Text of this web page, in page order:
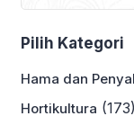
Pilih Kategori
Hama dan
Hortikultura (173)